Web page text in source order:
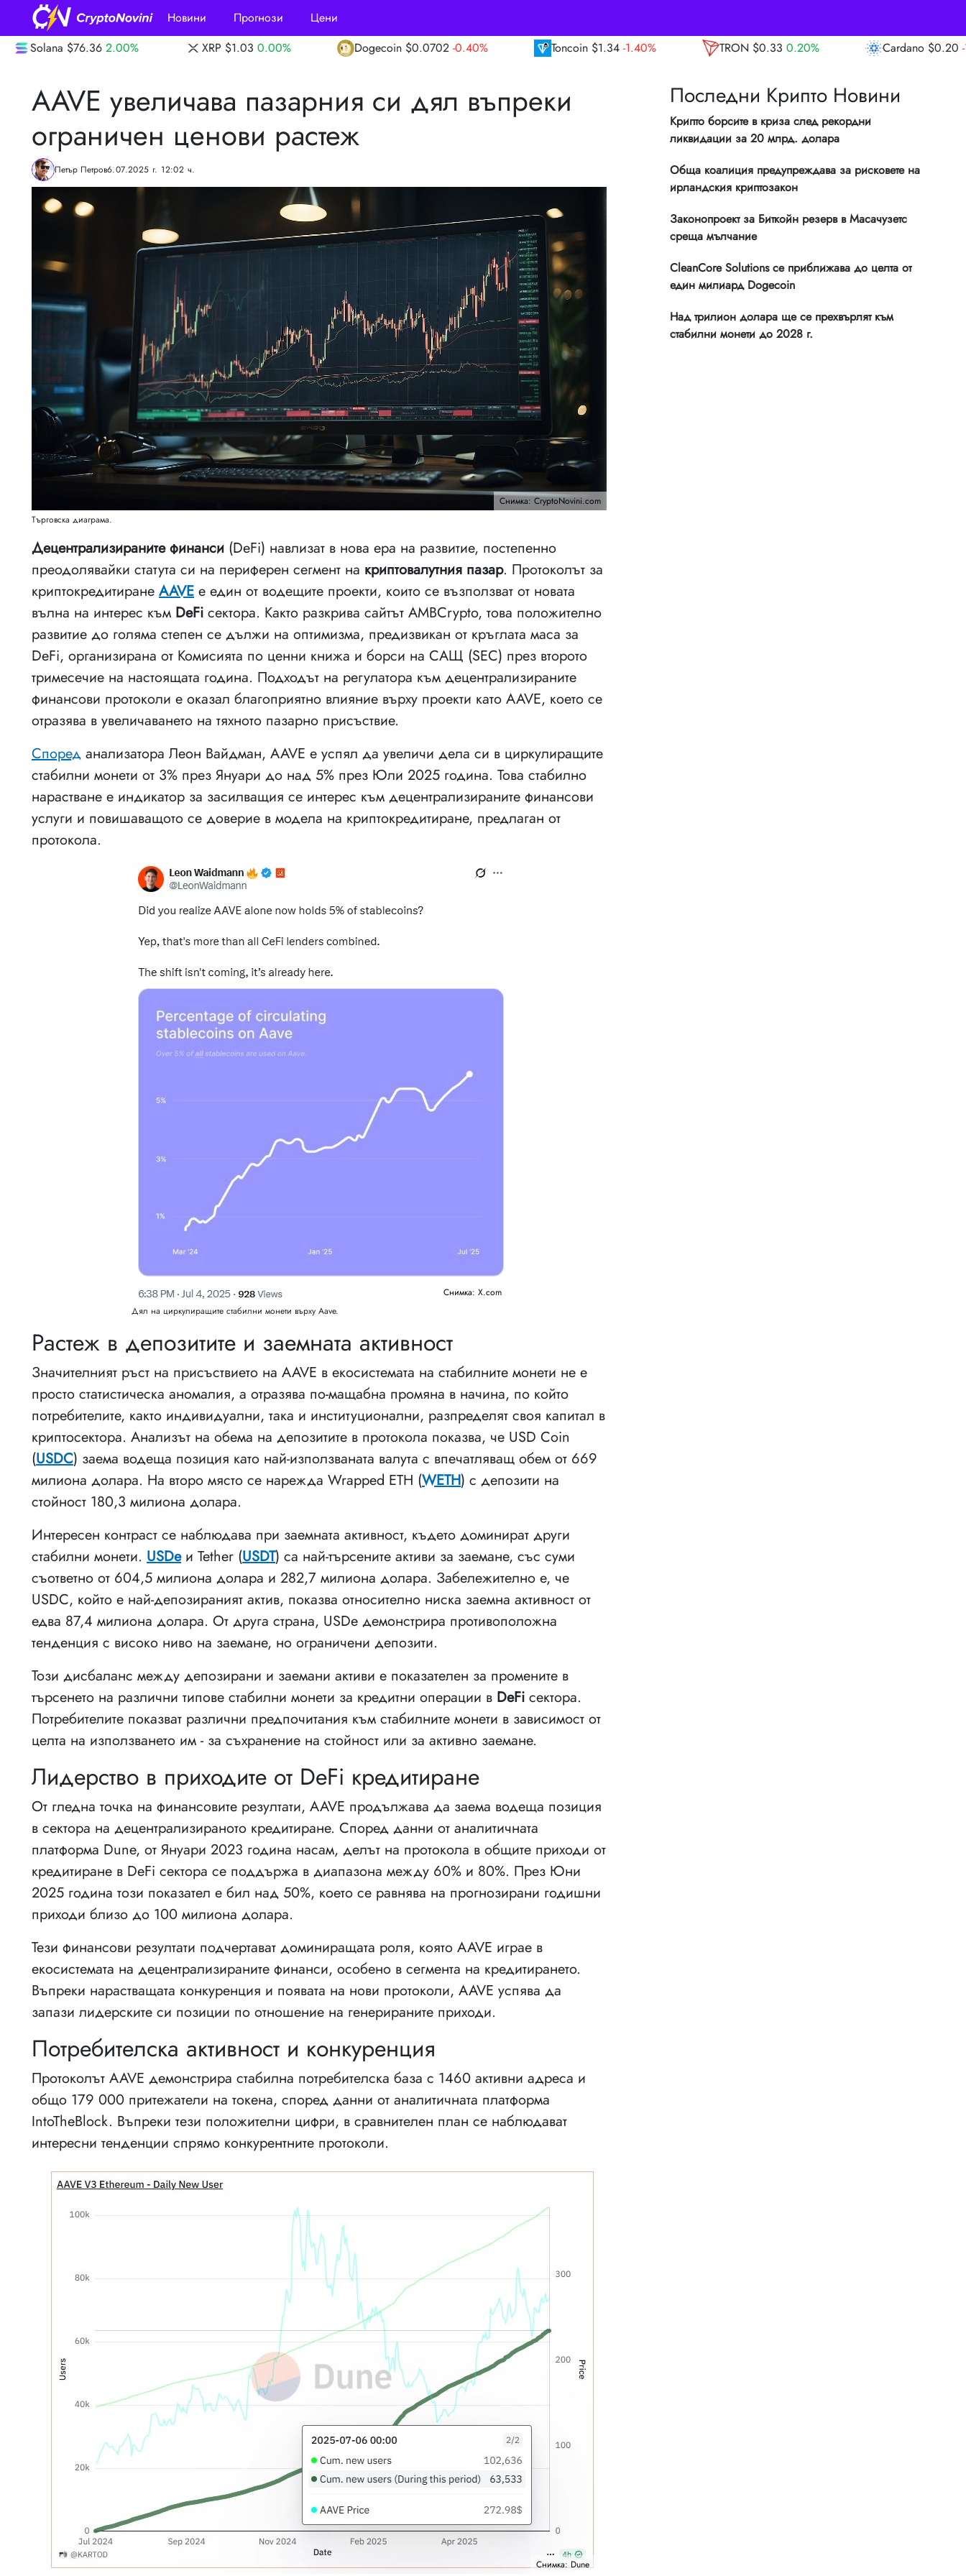
Новини Прогнози
Цени
XRP $1.03 Dogecoin $0.0702 -0.40% Toncoin $1.34 -1.40% TRON $0.33 0.20% Cardano $0.20 -1.40%
AAVE увеличава пазарния си дял въпреки
ограничен ценови растеж
Петър Петров6.07.2025 г. 12:02 ч.
Снимка: CryptoNovini.com
Търговска диаграма.
Децентрализираните финанси (DeFi) навлизат в нова ера на развитие, постепенно
преодолявайки статута си на периферен сегмент на криптовалутния пазар. Протоколът за
криптокредитиране AAVE е един от водещите проекти, които се възползват от новата
вълна на интерес към DeFi сектора. Както разкрива сайтът AMBCrypto, това положително
развитие до голяма степен се дължи на оптимизма, предизвикан от кръглата маса за
DeFi, организирана от Комисията по ценни книжа и борси на САЩ (SEC) през второто
тримесечие на настоящата година. Подходът на регулатора към децентрализираните
финансови протоколи е оказал благоприятно влияние върху проекти като AAVE, което се
отразява в увеличаването на тяхното пазарно присъствие.
Според анализатора Леон Вайдман, AAVE е успял да увеличи дела си в циркулиращите
стабилни монети от 3% през Януари до над 5% през Юли 2025 година. Това стабилно
нарастване е индикатор за засилващия се интерес към децентрализираните финансови
услуги и повишаващото се доверие в модела на криптокредитиране, предлаган от
протокола.
Снимка: X.com
Дял на циркулиращите стабилни монети върху Aave.
Растеж в депозитите и заемната активност
Значителният ръст на присъствието на AAVE в екосистемата на стабилните монети не е
просто статистическа аномалия, а отразява по-мащабна промяна в начина, по който
потребителите, както индивидуални, така и институционални, разпределят своя капитал в
криптосектора. Анализът на обема на депозитите в протокола показва, че USD Coin
(USDC) заема водеща позиция като най-използваната валута с впечатляващ обем от 669
милиона долара. На второ място се нарежда Wrapped ETH (WETH) с депозити на
стойност 180,3 милиона долара.
Интересен контраст се наблюдава при заемната активност, където доминират други
стабилни монети. USDeи Tether (USDT) са най-търсените активи за заемане, със суми
съответно от 604,5 милиона долара и 282,7 милиона долара. Забележително е, че
USDC, който е най-депозираният актив, показва относително ниска заемна активност от
едва 87,4 милиона долара. От друга страна, USDe демонстрира противоположна
тенденция с високо ниво на заемане, но ограничени депозити.
Този дисбаланс между депозирани и заемани активи е показателен за промените в
търсенето на различни типове стабилни монети за кредитни операции в DeFi сектора.
Потребителите показват различни предпочитания към стабилните монети в зависимост от
целта на използването им - за съхранение на стойност или за активно заемане.
Лидерство в приходите от DeFi кредитиране
От гледна точка на финансовите резултати, AAVE продължава да заема водеща позиция
в сектора на децентрализираното кредитиране. Според данни от аналитичната
платформа Dune, от Януари 2023 година насам, делът на протокола в общите приходи от
кредитиране в DeFi сектора се поддържа в диапазона между 60% и 80%. През Юни
2025 година този показател е бил над 50%, което се равнява на прогнозирани годишни
приходи близо до 100 милиона долара.
Тези финансови резултати подчертават доминиращата роля, която AAVE играе в
екосистемата на децентрализираните финанси, особено в сегмента на кредитирането.
Въпреки нарастващата конкуренция и появата на нови протоколи, AAVE успява да
запази лидерските си позиции по отношение на генерираните приходи.
Потребителска активност и конкуренция
Протоколът AAVE демонстрира стабилна потребителска база с 1460 активни адреса и
общо 179 000 притежатели на токена, според данни от аналитичната платформа
IntoTheBlock. Въпреки тези положителни цифри, в сравнителен план се наблюдават
интересни тенденции спрямо конкурентните протоколи.
Снимка: Dune
Последни Крипто Новини
Крипто борсите в криза след рекордни
ликвидации за 20 млрд. долара
Обща коалиция предупреждава за рисковете на
ирландския криптозакон
Законопроект за Биткойн резерв в Масачузетс
среща мълчание
CleanCore Solutions се приближава до целта от
един милиард Dogecoin
Над трилион долара ще се прехвърлят към
стабилни монети до 2028 г.